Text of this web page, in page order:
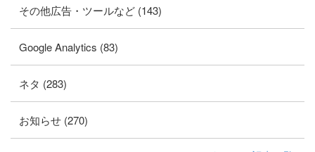
その他広告・ツールなど (143)
Google Analytics (83)
ネタ (283)
お知らせ (270)